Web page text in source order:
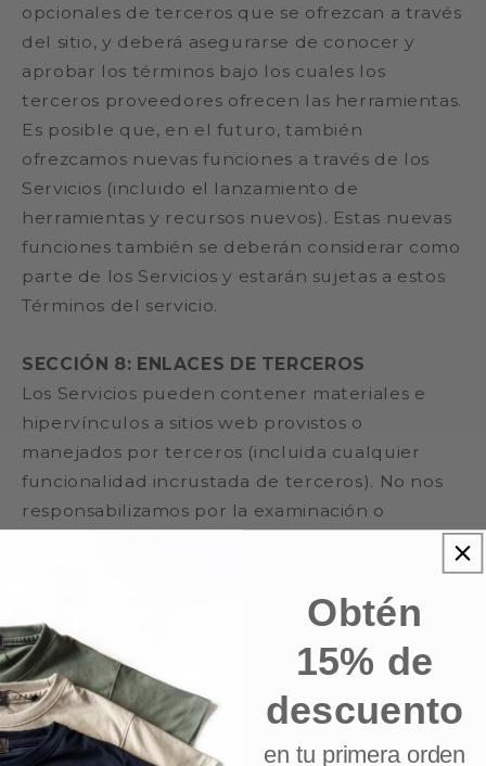
opcionales de terceros que se ofrezcan a través
del sitio, y deberá asegurarse de conocer y
aprobar los términos bajo los cuales los
terceros proveedores ofrecen las herramientas.
Es posible que, en el futuro, también
ofrezcamos nuevas funciones a través de los
Servicios (incluido el lanzamiento de
herramientas y recursos nuevos). Estas nuevas
funciones también se deberán considerar como
parte de los Servicios y estarán sujetas a estos
Términos del servicio.
SECCIÓN 8: ENLACES DE TERCEROS
Los Servicios pueden contener materiales e
hipervínculos a sitios web provistos o
manejados por terceros (incluida cualquier
funcionalidad incrustada de terceros). No nos
responsabilizamos por la examinación o
evaluación, ni por la precisión de los materiales
acceder. Si usted decide abandonar los
Servicios para acceder a estos materiales o a
sitios de terceros, lo hará bajo su cuenta y
riesgo.
No nos responsabilizamos por ningún perjuicio
o daño relacionado con el acceso por parte de
Obtén
15% de
descuento
en tu primera orden